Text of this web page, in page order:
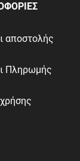
αποστολής
Πληρωμής